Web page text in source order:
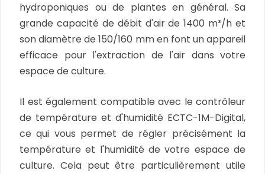
hydroponiques ou de plantes en général. Sa
grande capacité de débit d'air de 1400 m³/h et
son diamètre de 150/160 mm en font un appareil
efficace pour l'extraction de l'air dans votre
espace de culture.
Il est également compatible avec le contrôleur
de température et d'humidité ECTC-1M-Digital,
ce qui vous permet de régler précisément la
température et l'humidité de votre espace de
culture. Cela peut être particulièrement utile